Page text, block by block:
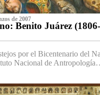
de 2007
Benito Juárez
por el Bicentenario del
Nacional de